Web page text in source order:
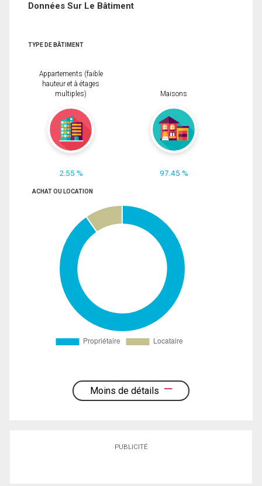
Données Sur Le Bâtiment
TYPE DE BÂTIMENT
Appartements (faible
hauteur et à étages
multiples)
2.55 %
Maisons
97.45 %
ACHAT OU LOCATION
Moins de détails
PUBLICITÉ